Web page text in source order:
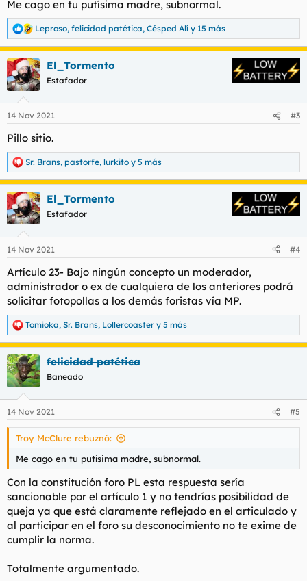
:
Me cago en tu putísima madre, subnormal.
R
e
a
c
c
i
e
s
:
Leproso, felicidad patética, Césped Alí y 15 más
El_Tormento
Estafador
14 Nov 2021 #3
Pillo sitio.
R
e
a
c
c
i
e
:
Sr. Brans, pastorfe, lurkito y 5 más
El_Tormento
Estafador
14 Nov 2021 #4
Artículo 23- Bajo ningún concepto un moderador,
administrador o ex de cualquiera de los anteriores podrá
solicitar fotopollas a los demás foristas vía MP.
R
e
a
c
c
i
e
s
Tomioka, Sr. Brans, Lollercoaster y 5 más
felicidad patética
Baneado
14 Nov 2021 #5
Troy McClure rebuznó:
Me cago en tu putísima madre, subnormal.
Con la constitución foro PL esta respuesta sería
sancionable por el artículo 1 y no tendrías posibilidad de
queja ya que está claramente reflejado en el articulado y
al participar en el foro su desconocimiento no te exime de
cumplir la norma.
Totalmente argumentado.